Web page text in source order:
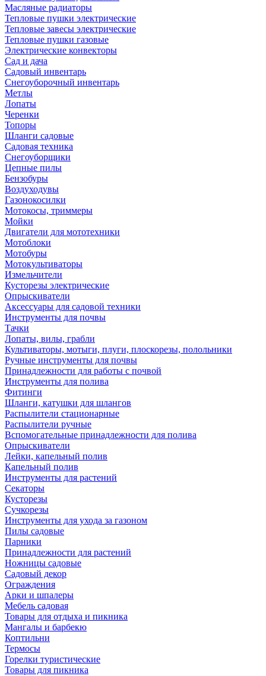
Масляные радиаторы
Тепловые пушки электрические
Тепловые завесы электрические
Тепловые пушки газовые
Электрические конвекторы
Сад и дача
Садовый инвентарь
Снегоуборочный инвентарь
Метлы
Лопаты
Черенки
Топоры
Шланги садовые
Садовая техника
Снегоуборщики
Цепные пилы
Бензобуры
Воздуходувы
Газонокосилки
Мотокосы, триммеры
Мойки
Двигатели для мототехники
Мотоблоки
Мотобуры
Мотокультиваторы
Измельчители
Кусторезы электрические
Опрыскиватели
Аксессуары для садовой техники
Инструменты для почвы
Тачки
Лопаты, вилы, грабли
Культиваторы, мотыги, плуги, плоскорезы, полольники
Ручные инструменты для почвы
Принадлежности для работы с почвой
Инструменты для полива
Фитинги
Шланги, катушки для шлангов
Распылители стационарные
Распылители ручные
Вспомогательные принадлежности для полива
Опрыскиватели
Лейки, капельный полив
Капельный полив
Инструменты для растений
Секаторы
Кусторезы
Сучкорезы
Инструменты для ухода за газоном
Пилы садовые
Парники
Принадлежности для растений
Ножницы садовые
Садовый декор
Ограждения
Арки и шпалеры
Мебель садовая
Товары для отдыха и пикника
Мангалы и барбекю
Коптильни
Термосы
Горелки туристические
Товары для пикника